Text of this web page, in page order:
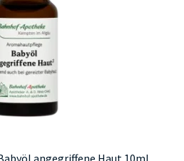
angegriffene Haut 10ml